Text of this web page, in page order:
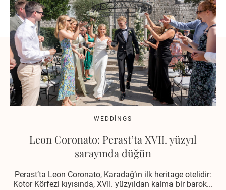
WEDDINGS
Leon Coronato: Perast’ta XVII. yüzyıl
sarayında düğün
Perast’ta Leon Coronato, Karadağ’ın ilk heritage otelidir:
Kotor Körfezi kıyısında, XVII. yüzyıldan kalma bir barok...